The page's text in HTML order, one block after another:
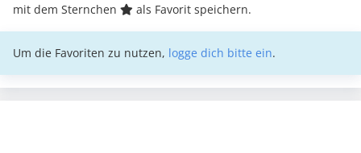
mit dem Sternchen
als Favorit speichern.
Um die Favoriten zu nutzen, logge dich bitte ein.